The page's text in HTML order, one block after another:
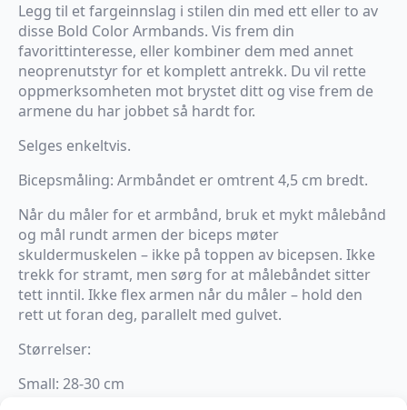
Legg til et fargeinnslag i stilen din med ett eller to av
disse Bold Color Armbands. Vis frem din
favorittinteresse, eller kombiner dem med annet
neoprenutstyr for et komplett antrekk. Du vil rette
oppmerksomheten mot brystet ditt og vise frem de
armene du har jobbet så hardt for.
Selges enkeltvis.
Bicepsmåling: Armbåndet er omtrent 4,5 cm bredt.
Når du måler for et armbånd, bruk et mykt målebånd
og mål rundt armen der biceps møter
skuldermuskelen – ikke på toppen av bicepsen. Ikke
trekk for stramt, men sørg for at målebåndet sitter
tett inntil. Ikke flex armen når du måler – hold den
rett ut foran deg, parallelt med gulvet.
Størrelser:
Small: 28-30 cm